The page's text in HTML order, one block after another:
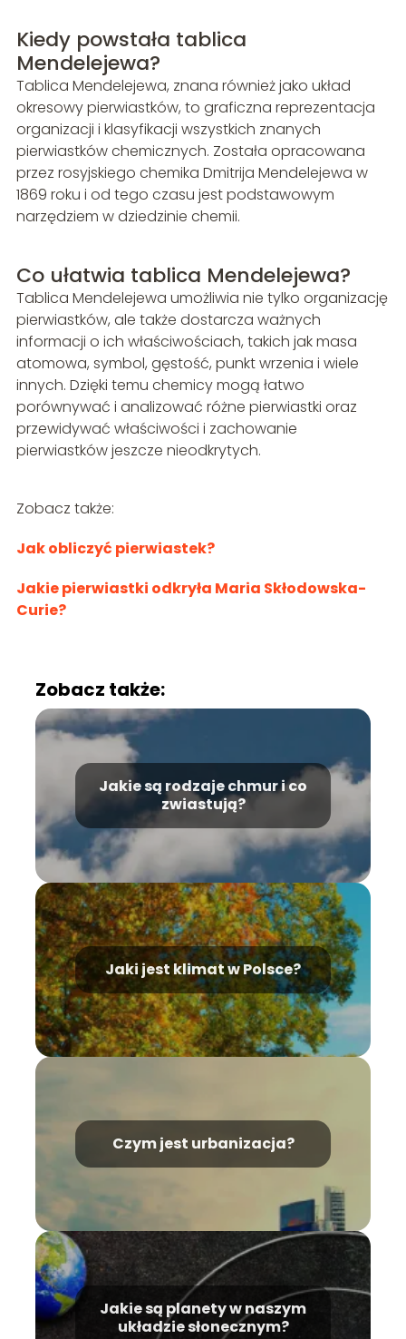
Kiedy powstała tablica
Mendelejewa?
Tablica Mendelejewa, znana również jako układ
okresowy pierwiastków, to graficzna reprezentacja
organizacji i klasyfikacji wszystkich znanych
pierwiastków chemicznych. Została opracowana
przez rosyjskiego chemika Dmitrija Mendelejewa w
1869 roku i od tego czasu jest podstawowym
narzędziem w dziedzinie chemii.
Co ułatwia tablica Mendelejewa?
Tablica Mendelejewa umożliwia nie tylko organizację
pierwiastków, ale także dostarcza ważnych
informacji o ich właściwościach, takich jak masa
atomowa, symbol, gęstość, punkt wrzenia i wiele
innych. Dzięki temu chemicy mogą łatwo
porównywać i analizować różne pierwiastki oraz
przewidywać właściwości i zachowanie
pierwiastków jeszcze nieodkrytych.
Zobacz także:
Jak obliczyć pierwiastek?
Jakie pierwiastki odkryła Maria Skłodowska-
Curie?
Zobacz także:
Jakie są rodzaje chmur i co
zwiastują?
Jaki jest klimat w Polsce?
Czym jest urbanizacja?
Jakie są planety w naszym
układzie słonecznym?